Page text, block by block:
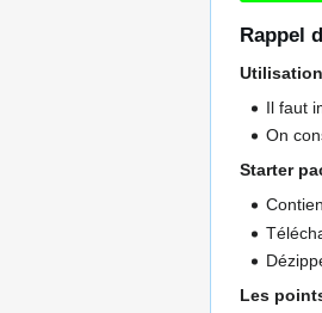
Rappel
Il faut
On
Starter
Les